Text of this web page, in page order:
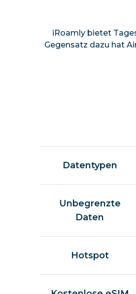
iRoamly bietet
Gegensatz dazu hat
Datentypen
Unbegrenzte
Daten
Hotspot